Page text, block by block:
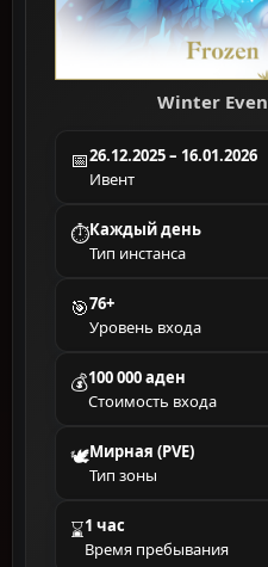
Winter
📅26.12.2025 – 16.01.2026
Ивент
⏱Каждый день
Тип инстанса
🎯76+
Уровень входа
💰100 000 аден
Стоимость входа
🕊Мирная (PVE)
Тип зоны
⌛1 час
Время пребывания